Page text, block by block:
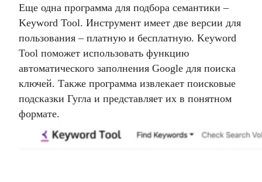
Еще одна программа для подбора семантики –
Keyword Tool. Инструмент имеет две версии для
пользования – платную и бесплатную. Keyword
Tool поможет использовать функцию
автоматического заполнения Google для поиска
ключей. Также программа извлекает поисковые
подсказки Гугла и представляет их в понятном
формате.